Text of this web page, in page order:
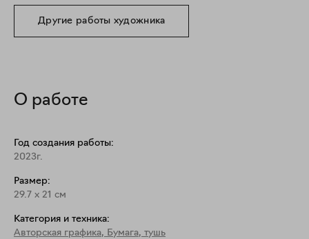
Другие работы художника
О работе
Год создания работы:
2023г.
Размер:
29.7 x 21 см
Категория и техника:
Авторская графика, Бумага, тушь